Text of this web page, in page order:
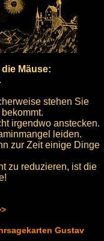
Mäuse:
stehen Sie
irgendwo anstecken.
leiden.
zur Zeit einige Dinge
zu reduzieren, ist die
Gustav